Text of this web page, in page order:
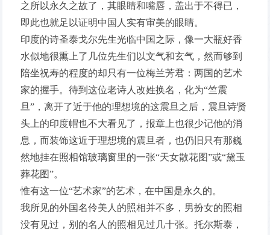
之所以永久之故了，其眼睛和嘴唇，盖出于不得已，
即此也就足以证明中国人实有审美的眼睛。
印度的诗圣泰戈尔先生光临中国之际，像一大瓶好香
水似地很熏上了几位先生们以文气和玄气，然而够到
陪坐祝寿的程度的却只有一位梅兰芳君：两国的艺术
家的握手。待到这位老诗人改姓换名，化为“竺震
旦”，离开了近于他的理想境的这震旦之后，震旦诗贤
头上的印度帽也不大看见了，报章上也很少记他的消
息，而装饰这近于理想境的震旦者，也仍旧只有那巍
然地挂在照相馆玻璃窗里的一张“天女散花图”或“黛玉
葬花图”。
惟有这一位“艺术家”的艺术，在中国是永久的。
我所见的外国名伶美人的照相并不多，男扮女的照相
没有见过，别的名人的照相见过几十张。托尔斯泰，